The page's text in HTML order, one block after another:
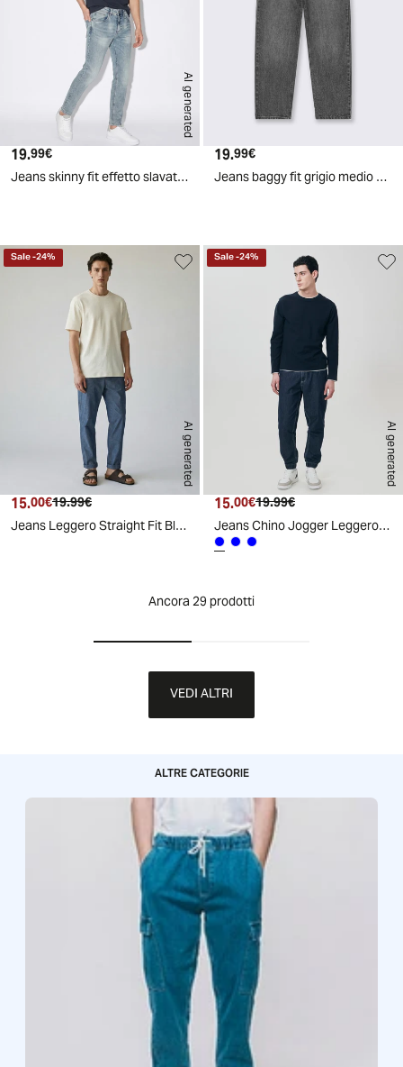
AI generated
Prezzo attuale
19.99€
Jeans skinny fit effetto slavato blu chiaro - Denim chiaro
Prezzo attuale
19.99€
Jeans baggy fit grigio medio slavato - Grigio
AI generated
Sale-24%
Prezzo attuale
15.00€ Prezzo originale
19.99€
Jeans Leggero Straight Fit Blu Medio - Denim
AI generated
Sale-24%
Prezzo attuale
15.00€ Prezzo originale
19.99€
Jeans Chino Jogger Leggero e Slavato - DENIM SCURO
Ancora 29 prodotti
VEDI ALTRI
ALTRE CATEGORIE